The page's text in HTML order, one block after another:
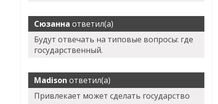
Сюзанна ответил(а)
Будут отвечать на типовые вопросы: где
государственный.
Madison ответил(а)
Привлекает может сделать государство